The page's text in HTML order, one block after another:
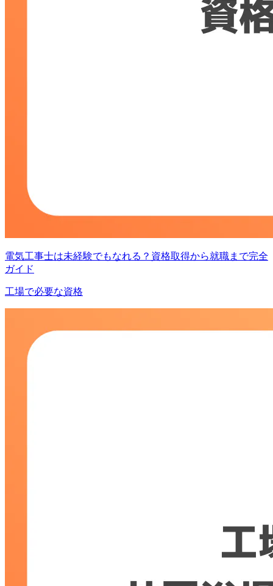
電気工事士は未経験でもなれる？資格取得から就職まで完全
ガイド
工場で必要な資格